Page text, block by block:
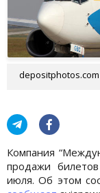
depositphotos.com
Компания
продажи
июля. Об этом